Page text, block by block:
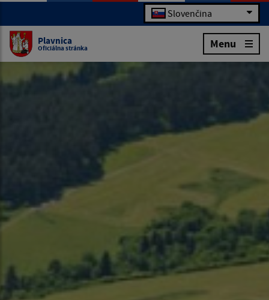
Slovenčina
Plavnica
Oficiálna stránka Menu